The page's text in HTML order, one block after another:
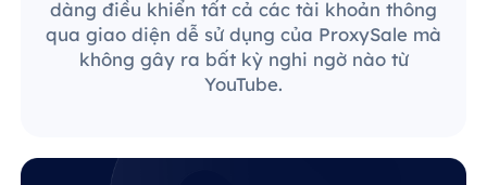
dàng điều khiển tất cả các tài khoản thông
qua giao diện dễ sử dụng của ProxySale mà
không gây ra bất kỳ nghi ngờ nào từ
YouTube.